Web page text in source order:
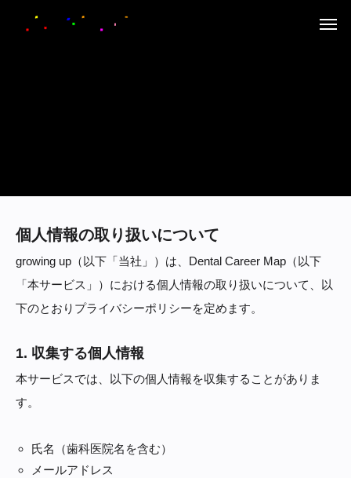
個人情報の取り扱いについて
growing up（以下「当社」）は、Dental Career Map（以下
「本サービス」）における個人情報の取り扱いについて、以
下のとおりプライバシーポリシーを定めます。
1. 収集する個人情報
本サービスでは、以下の個人情報を収集することがありま
す。
氏名（歯科医院名を含む）
メールアドレス